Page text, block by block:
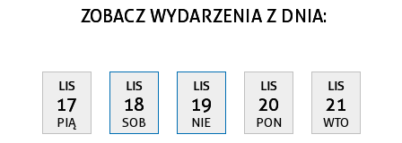
ZOBACZ WYDARZENIA Z DNIA:
LIS
17
PIĄ
LIS
18
SOB
LIS
19
NIE
LIS
20
PON
LIS
21
WTO